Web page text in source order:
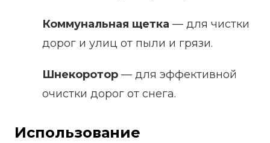
Коммунальная щетка — для чистки
дорог и улиц от пыли и грязи.
Шнекоротор — для эффективной
очистки дорог от снега.
Использование